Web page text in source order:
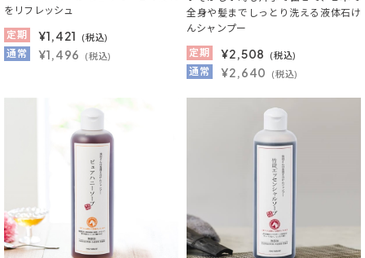
をリフレッシュ
定期
¥1,421 (税込)
通常 ¥1,496 (税込)
全身や髪までしっとり洗える液体石け
んシャンプー
定期
¥2,508 (税込)
通常 ¥2,640 (税込)